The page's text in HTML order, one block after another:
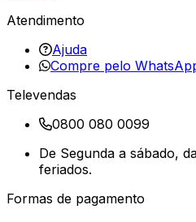
Atendimento
Ajuda
Compre pelo
Televendas
0800 080 0099
De Segunda a sábado,
feriados.
Formas de pagamento